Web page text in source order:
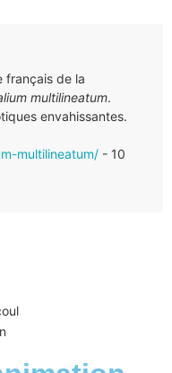
français de la
multilineatum.
envahissantes.
multilineatum/ - 10